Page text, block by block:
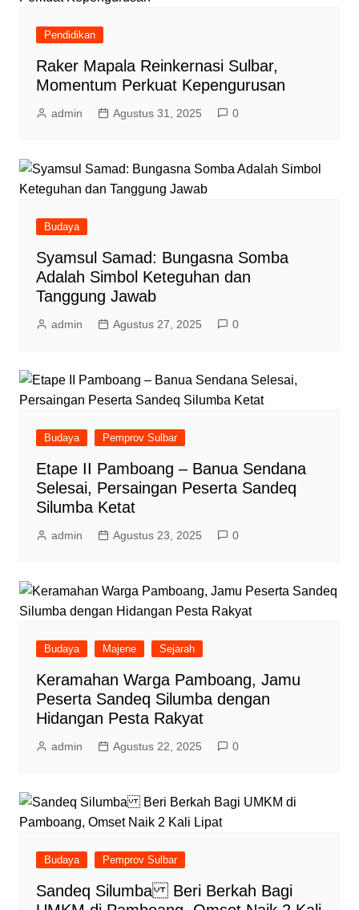
Pendidikan
Raker Mapala Reinkernasi Sulbar,
Momentum Perkuat Kepengurusan
admin Agustus 31, 2025 0
Budaya
Syamsul Samad: Bungasna Somba
Adalah Simbol Keteguhan dan
Tanggung Jawab
admin Agustus 27, 2025 0
Budaya Pemprov Sulbar
Etape II Pamboang – Banua Sendana
Selesai, Persaingan Peserta Sandeq
Silumba Ketat
admin Agustus 23, 2025 0
Budaya Majene Sejarah
Keramahan Warga Pamboang, Jamu
Peserta Sandeq Silumba dengan
Hidangan Pesta Rakyat
admin Agustus 22, 2025 0
Budaya Pemprov Sulbar
Sandeq Silumba Beri Berkah Bagi